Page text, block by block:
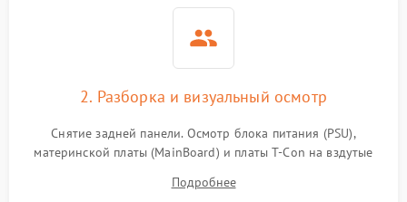
2. Разборка и визуальный осмотр
Снятие задней панели. Осмотр блока питания (PSU),
материнской платы (MainBoard) и платы T-Con на вздутые
Проверка надежности фиксации и целостности шлейфов.
Подробнее